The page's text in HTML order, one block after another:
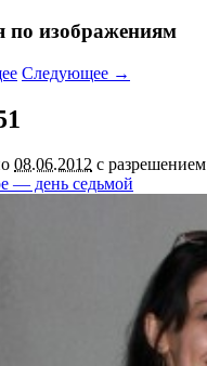
по изображениям
Следующее →
08.06.2012 с разрешением
— день седьмой